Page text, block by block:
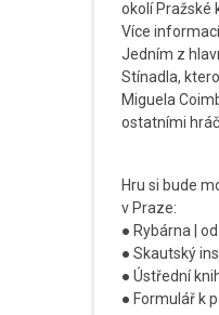
okolí Pražské
Více
Jedním z
Stínadla,
Miguela
ostatními
Hru si bude
v Praze:
● Rybárna |
● Skautský
● Ústřední
● Formulář k